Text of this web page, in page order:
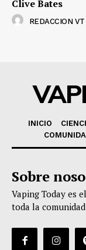
Clive Bates
REDACCION VT
INICIO
Sobre
Vaping Today es
toda la